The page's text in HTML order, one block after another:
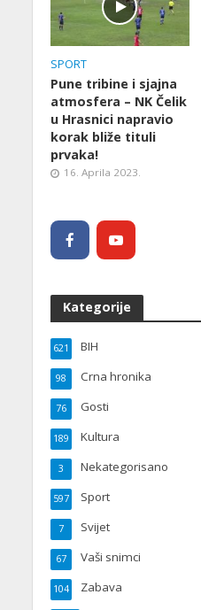
SPORT
Pune tribine i sjajna
atmosfera – NK Čelik
u Hrasnici napravio
korak bliže tituli
prvaka!
16. Aprila 2023.
Kategorije
BIH
621
Crna hronika
98
Gosti
76
Kultura
189
Nekategorisano
3
Sport
597
Svijet
7
Vaši snimci
67
Zabava
104